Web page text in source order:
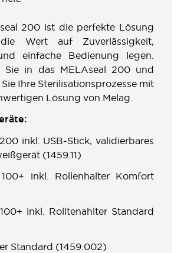
200 ist die perfekte Lösung
Wert auf Zuverlässigkeit,
einfache Bedienung legen.
Sie in das MELAseal 200 und
Ihre Sterilisationsprozesse mit
Lösung von Melag.
inkl. USB-Stick, validierbares
(1459.11)
100+ inkl. Rollenhalter Komfort
inkl. Rolltenahlter Standard
Standard (1459.002)